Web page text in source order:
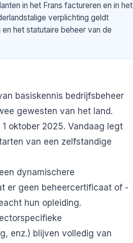
in het Frans factureren en in het
verplichting geldt
het statutaire beheer van de
basiskennis bedrijfsbeheer
gewesten van het land.
oktober 2025. Vandaag legt
van een zelfstandige
dynamischere
er geen beheercertificaat of -
hun opleiding.
enz.) blijven volledig van